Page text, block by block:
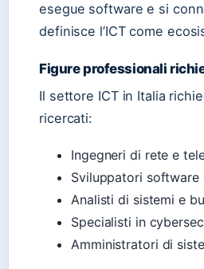
esegue software e si
definisce l’ICT come
Figure professionali
Il settore ICT in Italia
ricercati:
Ingegneri di rete e
Sviluppatori software
Analisti di sistemi e
Specialisti in
Amministratori di